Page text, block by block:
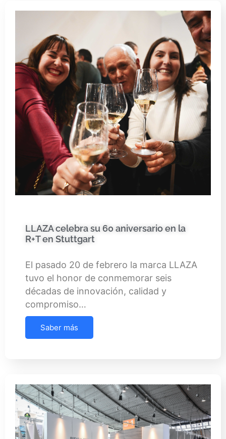
LLAZA celebra su 60 aniversario en la
R+T en Stuttgart
El pasado 20 de febrero la marca LLAZA
tuvo el honor de conmemorar seis
décadas de innovación, calidad y
compromiso…
Saber más